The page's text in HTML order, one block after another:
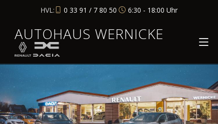
HVL: 0 33 91 / 7 80 50 6:30 - 18:00 Uhr
AUTOHAUS WERNICKE